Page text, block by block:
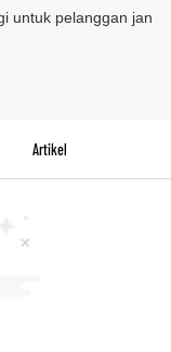
untuk pelanggan jan
Artikel